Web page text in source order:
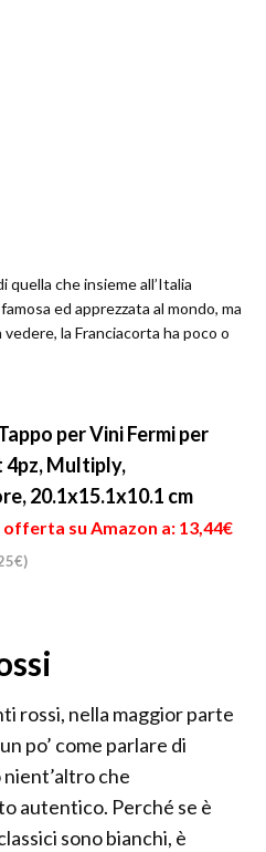
quella che insieme all’Italia
ed apprezzata al mondo, ma
la Franciacorta ha poco o
per Vini Fermi per
4pz, Multiply,
20.1x15.1x10.1 cm
offerta su Amazon a: 13,44€
rossi, nella maggior parte
po’ come parlare di
che
autentico. Perché se è
sono bianchi, è